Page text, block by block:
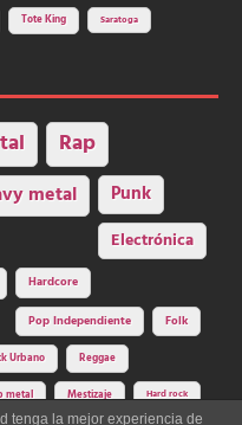
Tote King Saratoga
Rap
metal Punk
Electrónica
Hardcore
Pop Independiente Folk
Urbano Reggae
metal Mestizaje Hard rock
tenga la mejor experiencia de